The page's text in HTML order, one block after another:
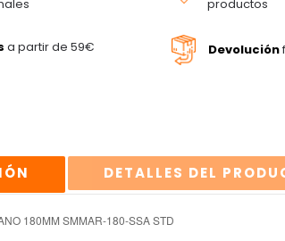
productos
a partir de 59€ Devolución
DETALLES DEL
180MM SMMAR-180-SSA STD